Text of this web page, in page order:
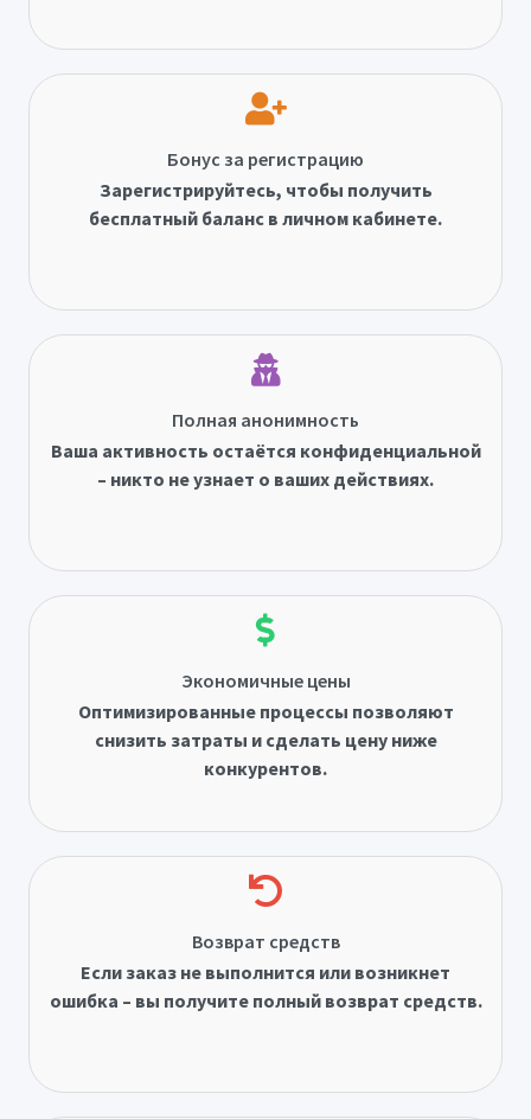
Бонус за регистрацию
Зарегистрируйтесь, чтобы получить
бесплатный баланс в личном кабинете.
Полная анонимность
Ваша активность остаётся конфиденциальной
– никто не узнает о ваших действиях.
Экономичные цены
Оптимизированные процессы позволяют
снизить затраты и сделать цену ниже
конкурентов.
Возврат средств
Если заказ не выполнится или возникнет
ошибка – вы получите полный возврат средств.